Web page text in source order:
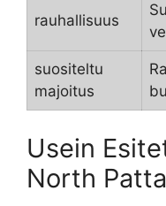
rauhallisuus
suositeltu
majoitus
Usein
North